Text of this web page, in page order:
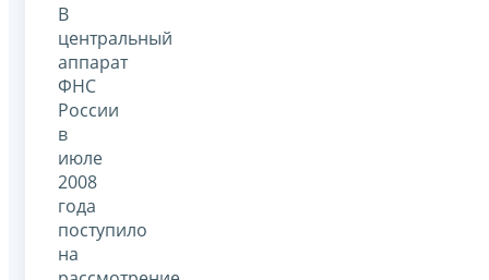
В
центральный
аппарат
ФНС
России
в
июле
2008
года
поступило
на